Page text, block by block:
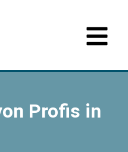
Profis in